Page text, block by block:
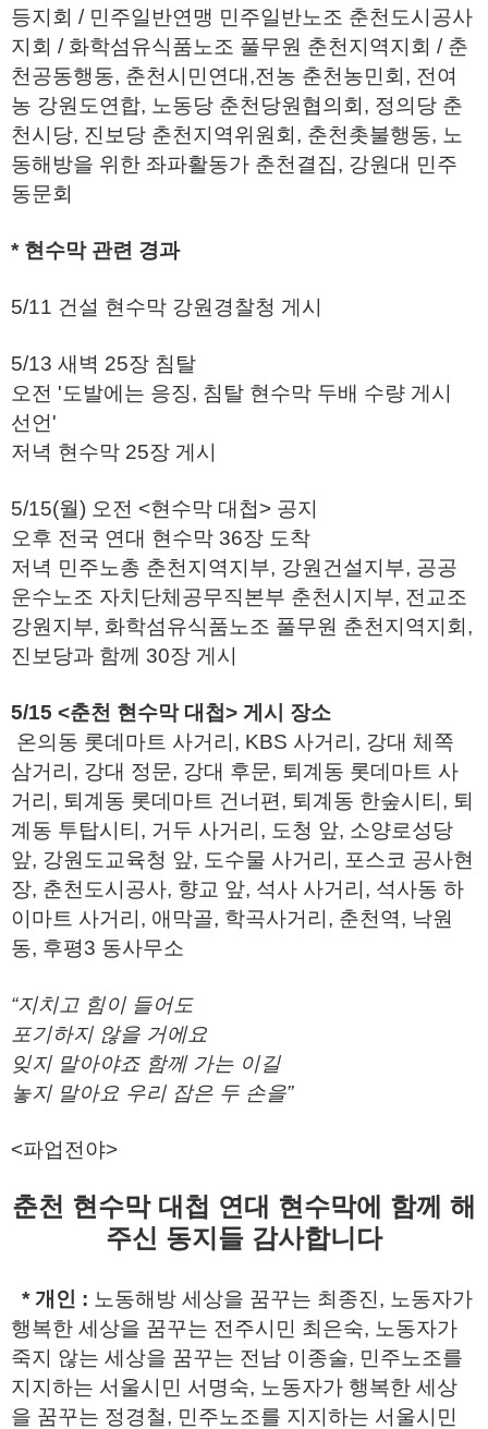
등지회 / 민주일반연맹 민주일반노조 춘천도시공사
지회 / 화학섬유식품노조 풀무원 춘천지역지회 / 춘
천공동행동, 춘천시민연대,전농 춘천농민회, 전여
농 강원도연합, 노동당 춘천당원협의회, 정의당 춘
천시당, 진보당 춘천지역위원회, 춘천촛불행동, 노
동해방을 위한 좌파활동가 춘천결집, 강원대 민주
동문회
* 현수막 관련 경과
5/11 건설 현수막 강원경찰청 게시
5/13 새벽 25장 침탈
오전 '도발에는 응징, 침탈 현수막 두배 수량 게시
선언'
저녁 현수막 25장 게시
5/15(월) 오전 <현수막 대첩> 공지
오후 전국 연대 현수막 36장 도착
저녁 민주노총 춘천지역지부, 강원건설지부, 공공
운수노조 자치단체공무직본부 춘천시지부, 전교조
강원지부, 화학섬유식품노조 풀무원 춘천지역지회,
진보당과 함께 30장 게시
5/15 <춘천 현수막 대첩> 게시 장소
온의동 롯데마트 사거리, KBS 사거리, 강대 체쪽
삼거리, 강대 정문, 강대 후문, 퇴계동 롯데마트 사
거리, 퇴계동 롯데마트 건너편, 퇴계동 한숲시티, 퇴
계동 투탑시티, 거두 사거리, 도청 앞, 소양로성당
앞, 강원도교육청 앞, 도수물 사거리, 포스코 공사현
장, 춘천도시공사, 향교 앞, 석사 사거리, 석사동 하
이마트 사거리, 애막골, 학곡사거리, 춘천역, 낙원
동, 후평3 동사무소
“지치고 힘이 들어도
포기하지 않을 거에요
잊지 말아야죠 함께 가는 이길
놓지 말아요 우리 잡은 두 손을”
<파업전야>
춘천 현수막 대첩 연대 현수막에 함께 해
주신 동지들 감사합니다
* 개인 : 노동해방 세상을 꿈꾸는 최종진, 노동자가
행복한 세상을 꿈꾸는 전주시민 최은숙, 노동자가
죽지 않는 세상을 꿈꾸는 전남 이종술, 민주노조를
지지하는 서울시민 서명숙, 노동자가 행복한 세상
을 꿈꾸는 정경철, 민주노조를 지지하는 서울시민